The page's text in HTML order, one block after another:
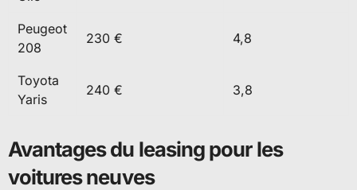
Peugeot
208
230 € 4,8
Toyota
Yaris
240 € 3,8
Avantages du leasing pour les
voitures neuves